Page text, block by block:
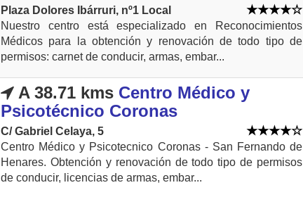
Plaza Dolores Ibárruri, nº1 Local
Nuestro centro está especializado en Reconocimientos
Médicos para la obtención y renovación de todo tipo de
permisos: carnet de conducir, armas, embar...
A 38.71 kms Centro Médico y
Psicotécnico Coronas
C/ Gabriel Celaya, 5
Centro Médico y Psicotecnico Coronas - San Fernando de
Henares. Obtención y renovación de todo tipo de permisos
de conducir, licencias de armas, embar...